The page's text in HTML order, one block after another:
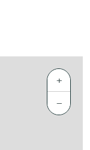
+
−